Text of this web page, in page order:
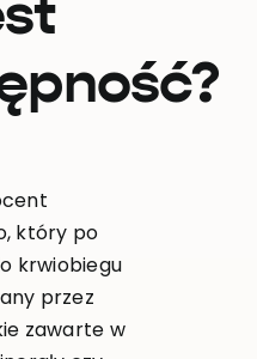
który po
krwiobiegu
przez
zawarte w